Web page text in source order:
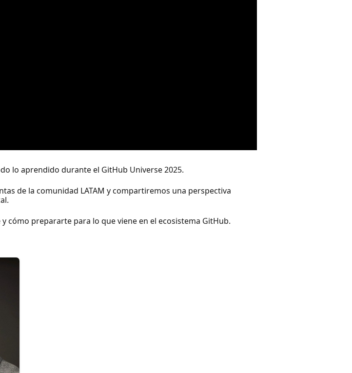
lo aprendido durante el GitHub Universe 2025.
de la comunidad LATAM y compartiremos una perspectiva
cómo prepararte para lo que viene en el ecosistema GitHub.